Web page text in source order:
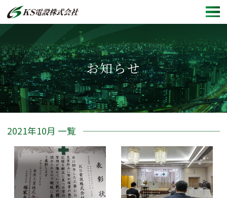
ホーム
会社概要
施工事例
新卒採用情報
中途採用情報
お知らせ
2021年10月 一覧